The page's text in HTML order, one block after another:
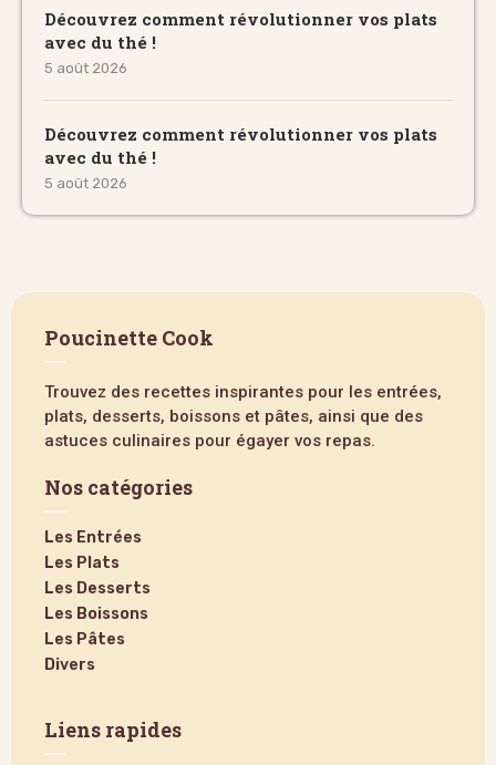
Découvrez comment révolutionner vos plats
avec du thé !
5 août 2026
Découvrez comment révolutionner vos plats
avec du thé !
5 août 2026
Poucinette Cook
Trouvez des recettes inspirantes pour les entrées,
plats, desserts, boissons et pâtes, ainsi que des
astuces culinaires pour égayer vos repas.
Nos catégories
Les Entrées
Les Plats
Les Desserts
Les Boissons
Les Pâtes
Divers
Liens rapides